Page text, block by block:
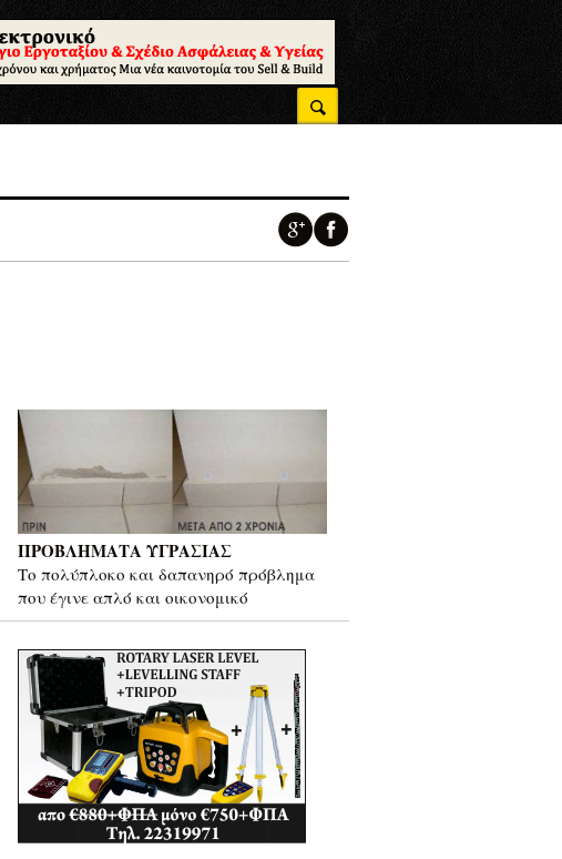
ΠΡΟΒΛΗΜΑΤΑ ΥΓΡΑΣΙΑΣ
Το πολύπλοκο και δαπανηρό πρόβλημα
που έγινε απλό και οικονομικό